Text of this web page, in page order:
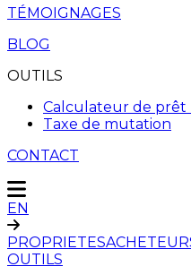
TÉMOIGNAGES
BLOG
OUTILS
Calculateur de prêt
Taxe de mutation
CONTACT
EN
PROPRIETES
OUTILS